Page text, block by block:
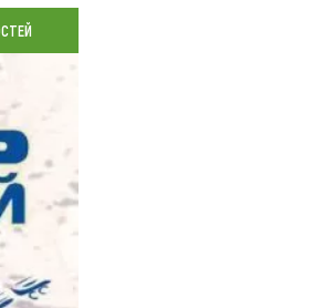
впечатлений
путешественника